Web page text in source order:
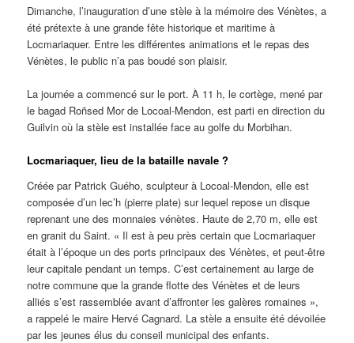
Dimanche, l’inauguration d’une stèle à la mémoire des Vénètes, a
été prétexte à une grande fête historique et maritime à
Locmariaquer. Entre les différentes animations et le repas des
Vénètes, le public n’a pas boudé son plaisir.
La journée a commencé sur le port. À 11 h, le cortège, mené par
le bagad Roñsed Mor de Locoal-Mendon, est parti en direction du
Guilvin où la stèle est installée face au golfe du Morbihan.
Locmariaquer, lieu de la bataille navale ?
Créée par Patrick Guého, sculpteur à Locoal-Mendon, elle est
composée d’un lec’h (pierre plate) sur lequel repose un disque
reprenant une des monnaies vénètes. Haute de 2,70 m, elle est
en granit du Saint. « Il est à peu près certain que Locmariaquer
était à l’époque un des ports principaux des Vénètes, et peut-être
leur capitale pendant un temps. C’est certainement au large de
notre commune que la grande flotte des Vénètes et de leurs
alliés s’est rassemblée avant d’affronter les galères romaines »,
a rappelé le maire Hervé Cagnard. La stèle a ensuite été dévoilée
par les jeunes élus du conseil municipal des enfants.